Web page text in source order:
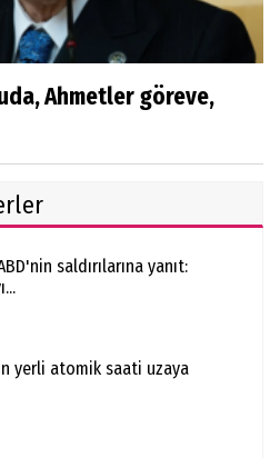
Ahmetler göreve,
saldırılarına yanıt:
yerli atomik saati uzaya